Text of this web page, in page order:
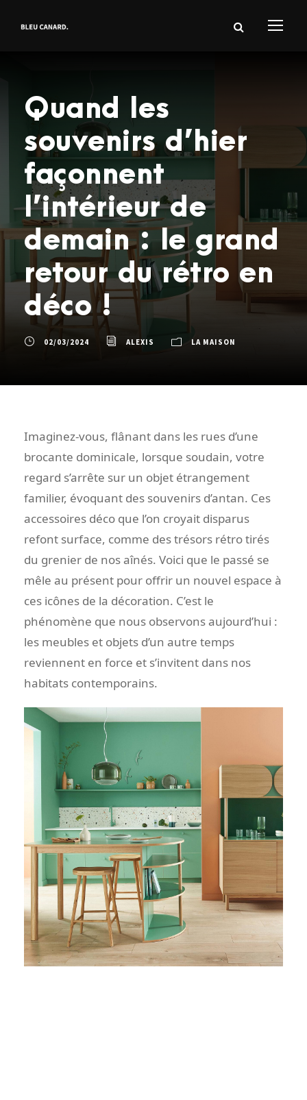
Quand les
souvenirs d’hier
façonnent
l’intérieur de
demain : le grand
retour du rétro en
déco !
02/03/2024 ALEXIS LA MAISON
Imaginez-vous, flânant dans les rues d’une
brocante dominicale, lorsque soudain, votre
regard s’arrête sur un objet étrangement
familier, évoquant des souvenirs d’antan. Ces
accessoires déco que l’on croyait disparus
refont surface, comme des trésors rétro tirés
du grenier de nos aînés. Voici que le passé se
mêle au présent pour offrir un nouvel espace à
ces icônes de la décoration. C’est le
phénomène que nous observons aujourd’hui :
les meubles et objets d’un autre temps
reviennent en force et s’invitent dans nos
habitats contemporains.